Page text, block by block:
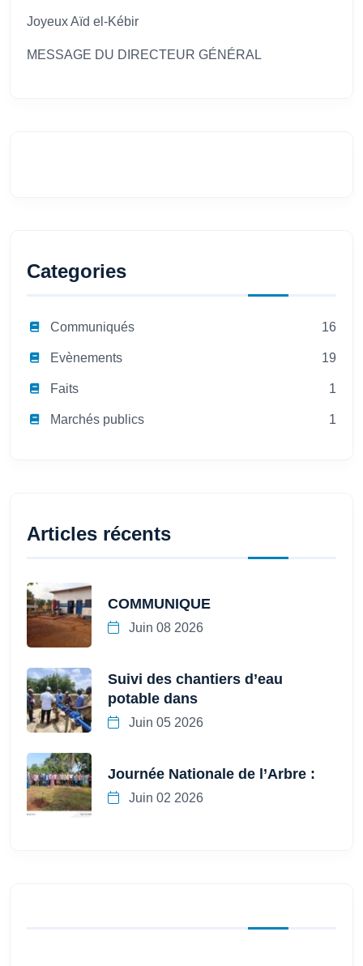
Joyeux Aïd el-Kébir
MESSAGE DU DIRECTEUR GÉNÉRAL
Categories
Communiqués 16
Evènements 19
Faits 1
Marchés publics 1
Articles récents
COMMUNIQUE
Juin 08 2026
Suivi des chantiers d’eau
potable dans
Juin 05 2026
Journée Nationale de l’Arbre :
Juin 02 2026